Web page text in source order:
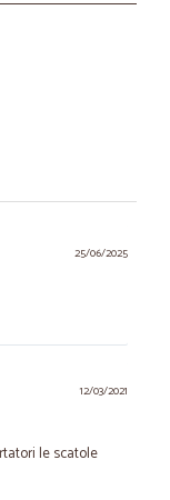
25/06/2025
12/03/2021
le scatole